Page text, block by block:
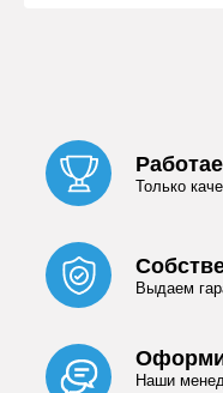
Только
Выдаем
Наши